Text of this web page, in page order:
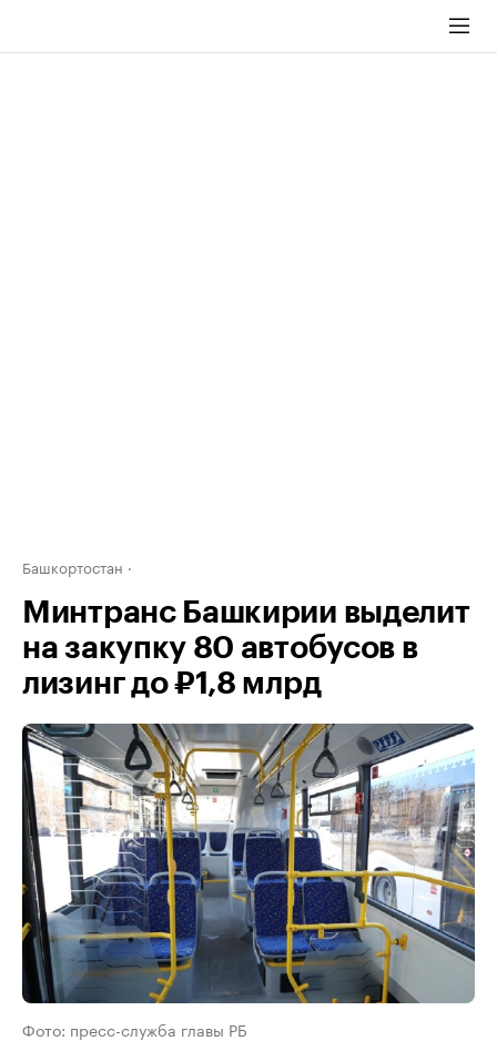
Башкортостан
Минтранс Башкирии выделит
на закупку 80 автобусов в
лизинг до ₽1,8 млрд
Фото: пресс-служба главы РБ